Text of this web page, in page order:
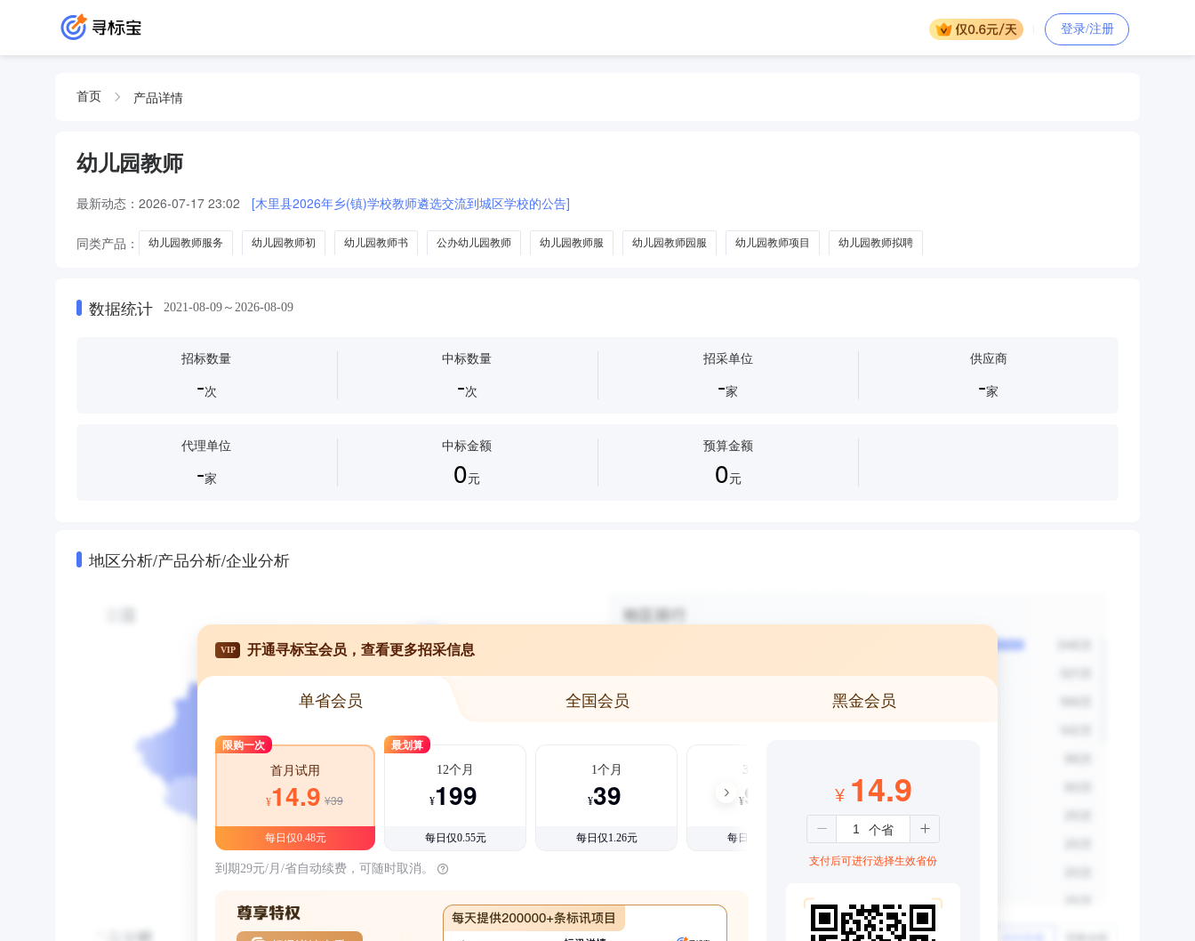
登录/注册
首页 产品详情
幼儿园教师
最新动态： 2026-07-17 23:02 [木里县2026年乡(镇)学校教师遴选交流到城区学校的公告]
同类产品： 幼儿园教师服务 幼儿园教师初 幼儿园教师书 公办幼儿园教师 幼儿园教师服 幼儿园教师园服 幼儿园教师项目 幼儿园教师拟聘
数据统计 2021-08-09～2026-08-09
招标数量
-次
中标数量
-次
招采单位
-家
供应商
-家
代理单位
-家
中标金额
0元
预算金额
0元
地区分析/产品分析/企业分析
VIP 开通寻标宝会员，查看更多招采信息
单省会员 全国会员 黑金会员
限购一次
首月试用
¥14.9 ¥39
每日仅0.48元
最划算
12个月
¥199
每日仅0.55元
1个月
¥39
每日仅1.26元
3个月
¥99
每日仅1.08元
到期29元/月/省自动续费，可随时取消。
¥ 14.9
支付后可进行选择生效省份